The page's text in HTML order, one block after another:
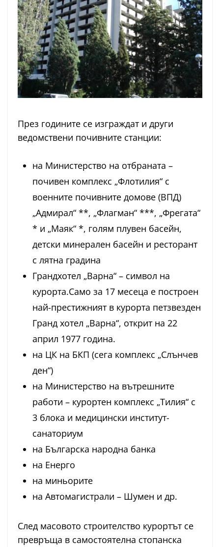
През годините се изграждат и други
ведомствени почивните станции:
на Министерство на отбраната –
почивен комплекс „Флотилия“ с
военните почивните домове (ВПД)
„Адмирал“ **, „Флагман“ ***, „Фрегата“
* и „Маяк“ *, голям плувен басейн,
детски минерален басейн и ресторант
с лятна градина
Грандхотел „Варна“ – символ на
курорта.Само за 17 месеца е построен
най-престижният в курорта петзвезден
Гранд хотел „Варна“, открит на 22
април 1977 година.
на ЦК на БКП (сега комплекс „Слънчев
ден“)
на Министерство на вътрешните
работи – курортен комплекс „Тилия“ с
3 блока и медицински институт-
санаториум
на Българска народна банка
на Енерго
на миньорите
на Автомагистрали – Шумен и др.
След масовото строителство курортът се
превръща в самостоятелна стопанска